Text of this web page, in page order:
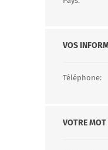
VOS
Téléphone:
VOTRE MOT